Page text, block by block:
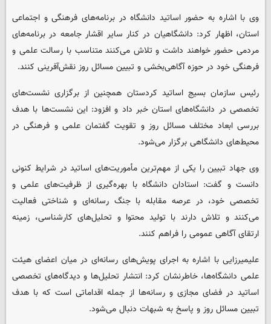
وی با اشاره به حضور اساتید دانشگاه در برنامه‌های فرهنگی و اجتماعی
استان، اظهار کرد: دانشگاهیان در کنار سایر اقشار جامعه در برنامه‌های
مردمی حضور خواهند داشت و تلاش می‌کنند متناسب با رسالت علمی و
فرهنگی خود در حوزه آگاهی‌بخشی و تبیین مسائل روز نقش‌آفرینی کنند.
رئیس سازمان بسیج اساتید کردستان همچنین از برگزاری نشست‌های
تخصصی در دانشگاه‌های استان خبر داد و افزود: این نشست‌ها با هدف
بررسی ابعاد مختلف مسائل روز و تقویت گفتمان علمی و فرهنگی در
محیط‌های دانشگاهی برگزار می‌شود.
وی جهاد تبیین را یکی از مهم‌ترین مأموریت‌های اساتید در شرایط کنونی
دانست و گفت: استادان دانشگاه با بهره‌گیری از ظرفیت‌های علمی و
تخصصی خود، در عرصه مقابله با جنگ رسانه‌ای و شناختی فعالیت
می‌کنند و تلاش دارند با تولید محتوا و تحلیل‌های کارشناسی، زمینه
ارتقای آگاهی عمومی را فراهم کنند.
علیمیرزایی با اشاره به اجرای پویش‌های رسانه‌ای در میان اعضای هیئت
علمی دانشگاه‌ها، خاطرنشان کرد: انتشار تحلیل‌ها و دیدگاه‌های تخصصی
اساتید در فضای مجازی و رسانه‌ها از جمله اقداماتی است که با هدف
تبیین مسائل روز و پاسخ به شبهات دنبال می‌شود.